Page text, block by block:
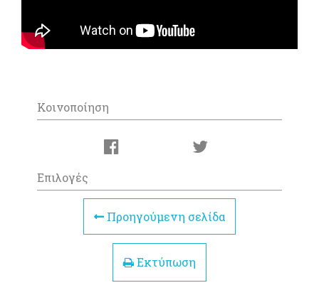
Κοινοποίηση
Επιλογές
Προηγούμενη σελίδα
Εκτύπωση